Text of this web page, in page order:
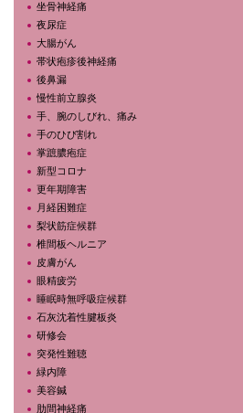
坐骨神経痛
夜尿症
大腸がん
帯状疱疹後神経痛
後鼻漏
慢性前立腺炎
手、腕のしびれ、痛み
手のひび割れ
掌蹠膿疱症
新型コロナ
更年期障害
月経困難症
梨状筋症候群
椎間板ヘルニア
皮膚がん
眼精疲労
睡眠時無呼吸症候群
石灰沈着性腱板炎
研修会
突発性難聴
緑内障
美容鍼
肋間神経痛